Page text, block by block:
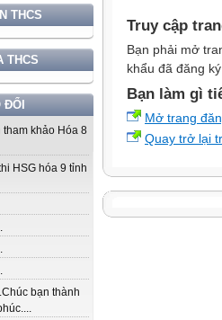
THCS
THCS
ĐỔI
khảo Hóa 8
HSG hóa 9 tỉnh
bạn thành
Truy cập
Bạn phải mở
khẩu đã đăng
Bạn làm gì
Mở trang
Quay trở lại